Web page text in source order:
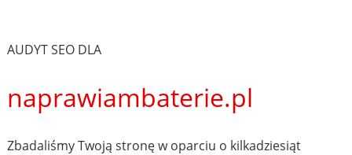
AUDYT SEO DLA
naprawiambaterie.pl
Zbadaliśmy Twoją stronę w oparciu o kilkadziesiąt